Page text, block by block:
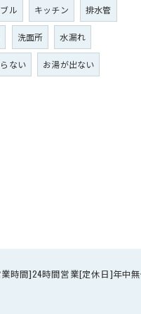
ル キッチン 排水管
洗面所 水漏れ
ない お湯が出ない
時間]24時間営業[定休日]年中